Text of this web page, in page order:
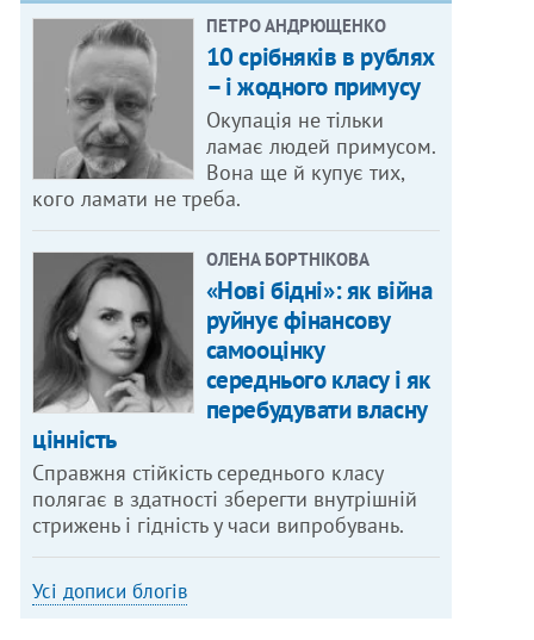
ПЕТРО АНДРЮЩЕНКО
10 срібняків в рублях
– і жодного примусу
Окупація не тільки
ламає людей примусом.
Вона ще й купує тих,
кого ламати не треба.
ОЛЕНА БОРТНІКОВА
«Нові бідні»: як війна
руйнує фінансову
самооцінку
середнього класу і як
перебудувати власну
цінність
Справжня стійкість середнього класу
полягає в здатності зберегти внутрішній
стрижень і гідність у часи випробувань.
Усі дописи блогів